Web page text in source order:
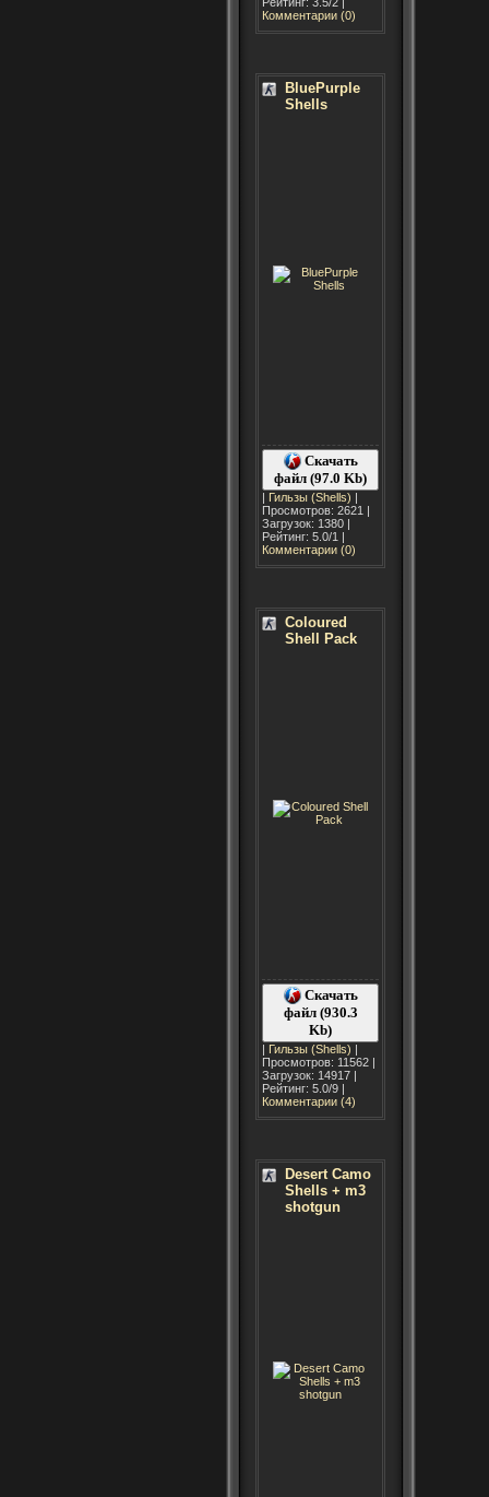
Комментарии (0)
BluePurple
Shells
Скачать
файл (97.0 Kb)
| Гильзы (Shells) |
Просмотров: 2621 |
Загрузок: 1380 |
Рейтинг: 5.0/1 |
Комментарии (0)
Coloured
Shell Pack
Скачать
файл (930.3
Kb)
| Гильзы (Shells) |
Просмотров: 11562 |
Загрузок: 14917 |
Рейтинг: 5.0/9 |
Комментарии (4)
Desert Camo
Shells + m3
shotgun